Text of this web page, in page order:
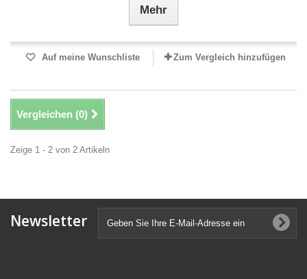
Mehr
Auf meine Wunschliste Zum Vergleich hinzufügen
Vergleichen (0)
Zeige 1 - 2 von 2 Artikeln
Newsletter